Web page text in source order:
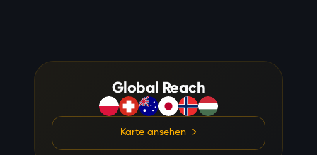
Global Reach
Karte ansehen →